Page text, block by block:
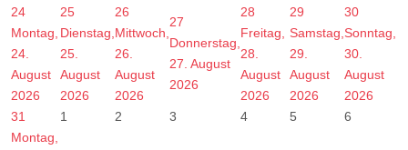
24
Montag,
24.
August
2026
25
Dienstag,
25.
August
2026
26
Mittwoch,
26.
August
2026
27
Donnerstag,
27. August
2026
28
Freitag,
28.
August
2026
29
Samstag,
29.
August
2026
30
Sonntag,
30.
August
2026
31
Montag,
1 2 3 4 5 6